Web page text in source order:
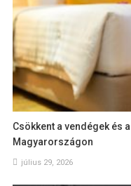
Csökkent a vendégek és
Magyarországon
július 29, 2026